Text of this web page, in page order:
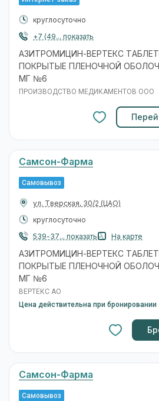
круглосуточно
+7 (49... показать
АЗИТРОМИЦИН-ВЕРТЕКС
ПОКРЫТЫЕ ПЛЕНОЧНОЙ
МГ №6
ПРОИЗВОДСТВО МЕДИКАМЕНТОВ ООО
Самсон-Фарма
Самовывоз
ул. Тверская, 30/2 (ЦАО)
круглосуточно
539-37... показать
На карте
АЗИТРОМИЦИН-ВЕРТЕКС
ПОКРЫТЫЕ ПЛЕНОЧНОЙ
МГ №6
ВЕРТЕКС АО
Цена действительна при бронировании
Самсон-Фарма
Самовывоз